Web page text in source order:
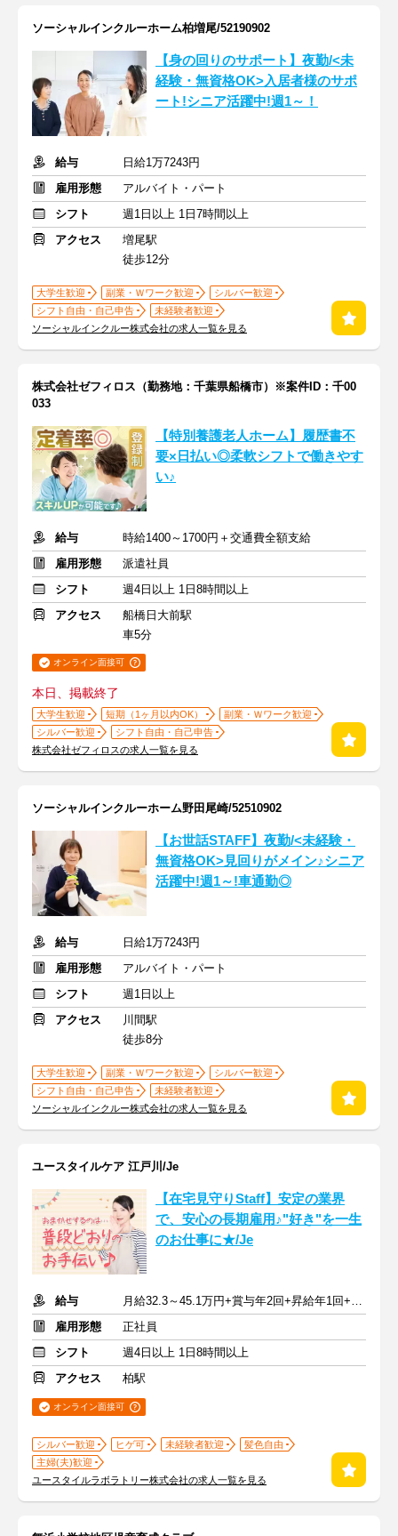
ソーシャルインクルーホーム柏増尾/52190902
【身の回りのサポート】夜勤/<未
経験・無資格OK>入居者様のサポ
ート!シニア活躍中!週1～！
給与
日給1万7243円
雇用形態
アルバイト・パート
シフト
週1日以上 1日7時間以上
アクセス
増尾駅
徒歩12分
大学生歓迎 副業・Ｗワーク歓迎
シルバー歓迎
シフト自由・自己申告
未経験者歓迎
ソーシャルインクルー株式会社の求人一覧を見る
株式会社ゼフィロス（勤務地：千葉県船橋市）※案件ID：千00
033
【特別養護老人ホーム】履歴書不
要×日払い◎柔軟シフトで働きやす
い♪
給与
時給1400～1700円＋交通費全額支給
雇用形態
派遣社員
シフト
週4日以上 1日8時間以上
アクセス
船橋日大前駅
車5分
オンライン面接可
本日、掲載終了
大学生歓迎 短期（1ヶ月以内OK）
副業・Ｗワーク歓迎
シルバー歓迎
シフト自由・自己申告
株式会社ゼフィロスの求人一覧を見る
ソーシャルインクルーホーム野田尾崎/52510902
【お世話STAFF】夜勤/<未経験・
無資格OK>見回りがメイン♪シニア
活躍中!週1～!車通勤◎
給与
日給1万7243円
雇用形態
アルバイト・パート
シフト
週1日以上
アクセス
川間駅
徒歩8分
大学生歓迎 副業・Ｗワーク歓迎
シルバー歓迎
シフト自由・自己申告
未経験者歓迎
ソーシャルインクルー株式会社の求人一覧を見る
ユースタイルケア 江戸川/Je
【在宅見守りStaff】安定の業界
で、安心の長期雇用♪"好き"を一生
のお仕事に★/Je
給与
月給32.3～45.1万円+賞与年2回+昇給年1回+交通費全額
雇用形態
正社員
シフト
週4日以上 1日8時間以上
アクセス
柏駅
オンライン面接可
シルバー歓迎 ヒゲ可 未経験者歓迎
髪色自由
主婦(夫)歓迎
ユースタイルラボラトリー株式会社の求人一覧を見る